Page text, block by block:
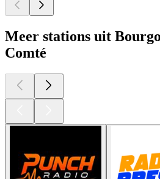
Meer stations uit
Comté